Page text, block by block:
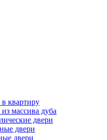
квартиру
массива дуба
двери
двери
двери